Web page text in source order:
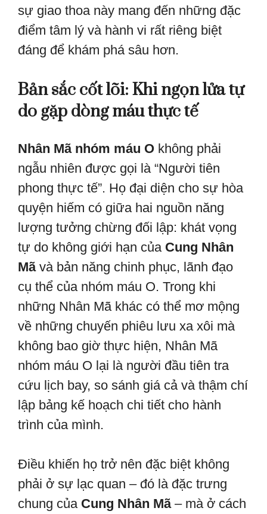
sự giao thoa này mang đến những đặc
điểm tâm lý và hành vi rất riêng biệt
đáng để khám phá sâu hơn.
Bản sắc cốt lõi: Khi ngọn lửa tự
do gặp dòng máu thực tế
Nhân Mã nhóm máu O không phải
ngẫu nhiên được gọi là “Người tiên
phong thực tế”. Họ đại diện cho sự hòa
quyện hiếm có giữa hai nguồn năng
lượng tưởng chừng đối lập: khát vọng
tự do không giới hạn của Cung Nhân
Mãvà bản năng chinh phục, lãnh đạo
cụ thể của nhóm máu O. Trong khi
những Nhân Mã khác có thể mơ mộng
về những chuyến phiêu lưu xa xôi mà
không bao giờ thực hiện, Nhân Mã
nhóm máu O lại là người đầu tiên tra
cứu lịch bay, so sánh giá cả và thậm chí
lập bảng kế hoạch chi tiết cho hành
trình của mình.
Điều khiến họ trở nên đặc biệt không
phải ở sự lạc quan – đó là đặc trưng
chung của Cung Nhân Mã– mà ở cách